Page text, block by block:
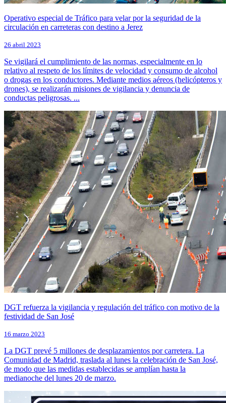
Operativo especial de Tráfico para velar por la seguridad de la
circulación en carreteras con destino a Jerez
26 abril 2023
Se vigilará el cumplimiento de las normas, especialmente en lo
relativo al respeto de los límites de velocidad y consumo de alcohol
o drogas en los conductores. Mediante medios aéreos (helicópteros y
drones), se realizarán misiones de vigilancia y denuncia de
conductas peligrosas. ...
DGT refuerza la vigilancia y regulación del tráfico con motivo de la
festividad de San José
16 marzo 2023
La DGT prevé 5 millones de desplazamientos por carretera. La
Comunidad de Madrid, traslada al lunes la celebración de San José,
de modo que las medidas establecidas se amplían hasta la
medianoche del lunes 20 de marzo.